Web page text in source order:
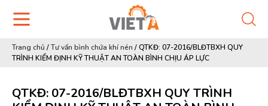
Trang chủ /Tư vấn bình chứa khí nén /QTKĐ: 07-2016/BLĐTBXH QUY
TRÌNH KIỂM ĐỊNH KỸ THUẬT AN TOÀN BÌNH CHỊU ÁP LỰC
QTKĐ: 07-2016/BLĐTBXH QUY TRÌNH